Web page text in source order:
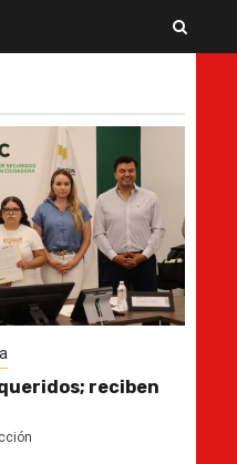
del Gobernador